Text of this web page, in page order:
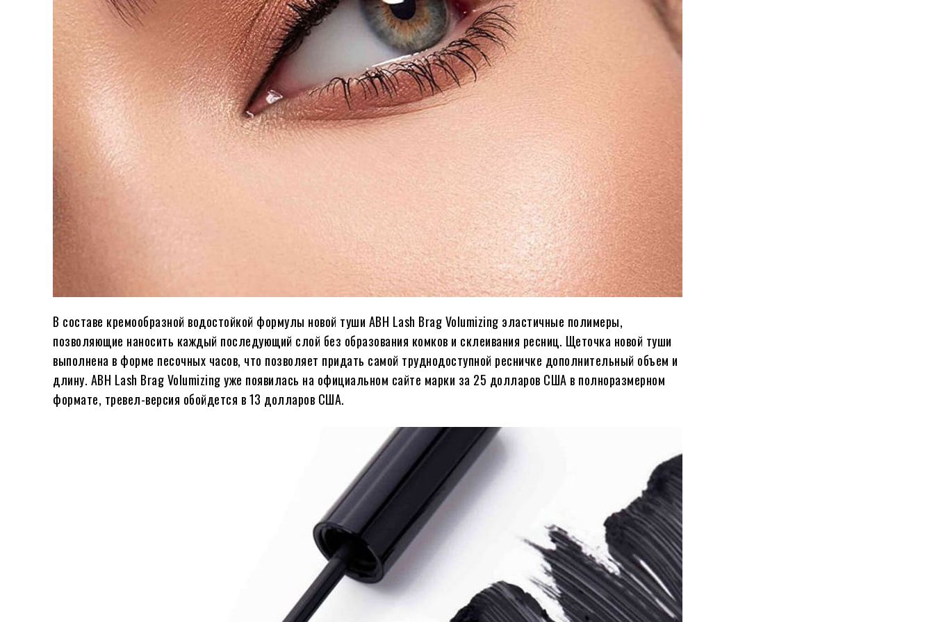
В составе кремообразной водостойкой формулы новой туши ABH Lash Brag Volumizing эластичные полимеры,
позволяющие наносить каждый последующий слой без образования комков и склеивания ресниц. Щеточка новой туши
выполнена в форме песочных часов, что позволяет придать самой труднодоступной ресничке дополнительный объем и
длину. ABH Lash Brag Volumizing уже появилась на официальном сайте марки за 25 долларов США в полноразмерном
формате, тревел-версия обойдется в 13 долларов США.